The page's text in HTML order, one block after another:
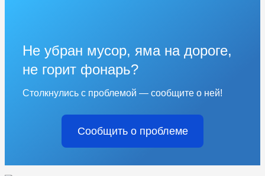
Не убран мусор, яма на дороге,
не горит фонарь?
Столкнулись с проблемой — сообщите о ней!
Сообщить о проблеме